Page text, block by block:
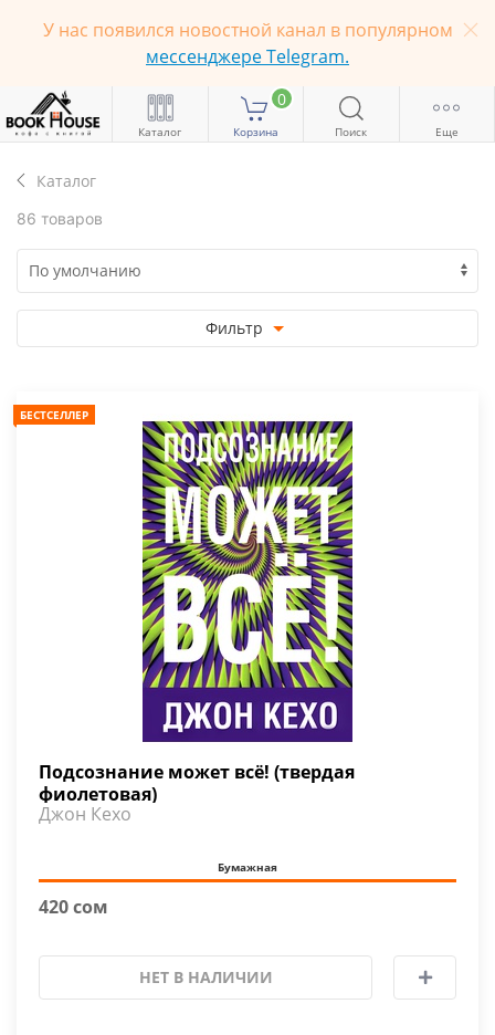
У нас появился новостной канал в популярном
мессенджере Telegram.
Каталог
0
Корзина Поиск Еще
Каталог
86 товаров
Фильтр
БЕСТСЕЛЛЕР
Подсознание может всё! (твердая
фиолетовая)
Джон Кехо
Бумажная
420 сом
НЕТ В НАЛИЧИИ